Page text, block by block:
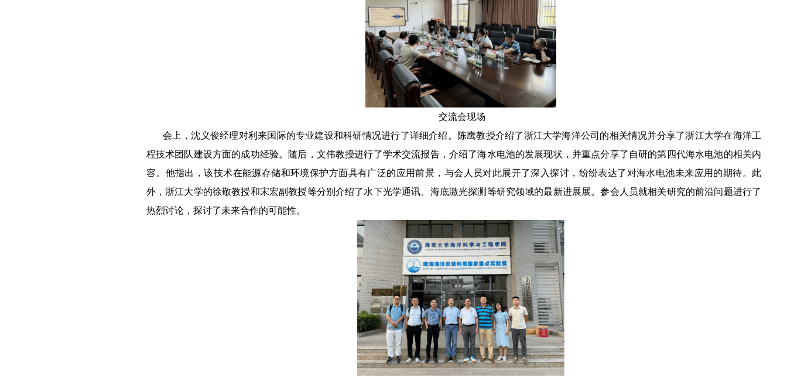
交流会现场
会上，沈义俊经理对利来国际的专业建设和科研情况进行了详细介绍。陈鹰教授介绍了浙江大学海洋公司的相关情况并分享了浙江大学在海洋工
程技术团队建设方面的成功经验。随后，文伟教授进行了学术交流报告，介绍了海水电池的发展现状，并重点分享了自研的第四代海水电池的相关内
容。他指出，该技术在能源存储和环境保护方面具有广泛的应用前景，与会人员对此展开了深入探讨，纷纷表达了对海水电池未来应用的期待。此
外，浙江大学的徐敬教授和宋宏副教授等分别介绍了水下光学通讯、海底激光探测等研究领域的最新进展展。参会人员就相关研究的前沿问题进行了
热烈讨论，探讨了未来合作的可能性。